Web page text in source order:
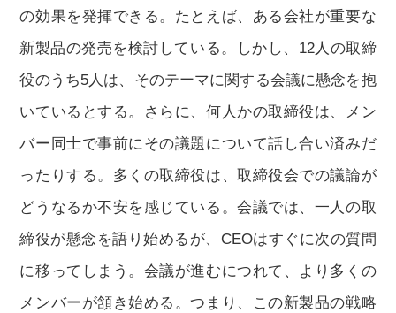
の効果を発揮できる。たとえば、ある会社が重要な
新製品の発売を検討している。しかし、12人の取締
役のうち5人は、そのテーマに関する会議に懸念を抱
いているとする。さらに、何人かの取締役は、メン
バー同士で事前にその議題について話し合い済みだ
ったりする。多くの取締役は、取締役会での議論が
どうなるか不安を感じている。会議では、一人の取
締役が懸念を語り始めるが、CEOはすぐに次の質問
に移ってしまう。会議が進むにつれて、より多くの
メンバーが頷き始める。つまり、この新製品の戦略